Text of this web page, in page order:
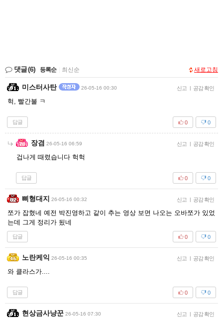
댓글(6) 등록순 최신순 새로고침
미스터사탄 26-05-16 00:30 신고 | 공감 확인
헉, 빨간불 ㅋ
답글 0
0
장겸 26-05-16 06:59 신고 | 공감 확인
겁나게 때렸습니다 헉헉
답글 0
0
삐형대지 26-05-16 00:32 신고 | 공감 확인
쪼가 잡혔네 예전 박진영하고 같이 추는 영상 보면 나오는 오바쪼가 있었
는데 그게 정리가 됬네
답글 0
0
노란케익 26-05-16 00:35 신고 | 공감 확인
와 클라스가....
답글 0
0
현상금사냥꾼 26-05-16 07:30 신고 | 공감 확인